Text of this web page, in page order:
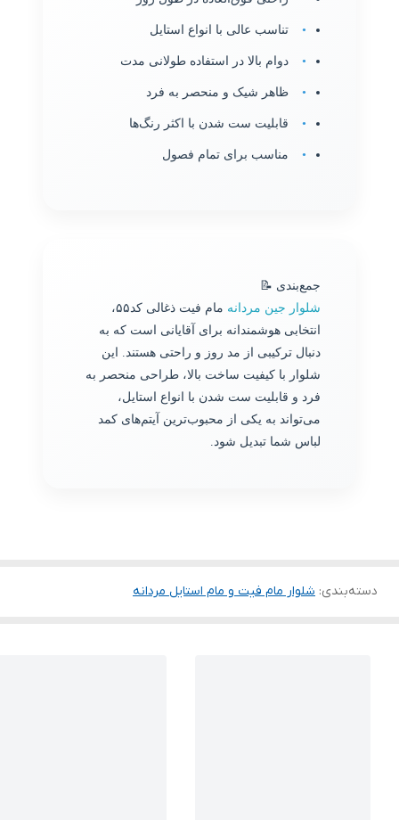
تناسب عالی با انواع استایل
دوام بالا در استفاده طولانی مدت
ظاهر شیک و منحصر به فرد
قابلیت ست شدن با اکثر رنگ‌ها
مناسب برای تمام فصول
جمع‌بندی 📝
شلوار جین مردانه
مام فیت ذغالی کد۵۵،
انتخابی هوشمندانه برای آقایانی است که به
دنبال ترکیبی از مد روز و راحتی هستند. این
شلوار با کیفیت ساخت بالا، طراحی منحصر به
فرد و قابلیت ست شدن با انواع استایل،
می‌تواند به یکی از محبوب‌ترین آیتم‌های کمد
لباس شما تبدیل شود.
دسته‌بندی: شلوار مام فیت و مام استایل مردانه